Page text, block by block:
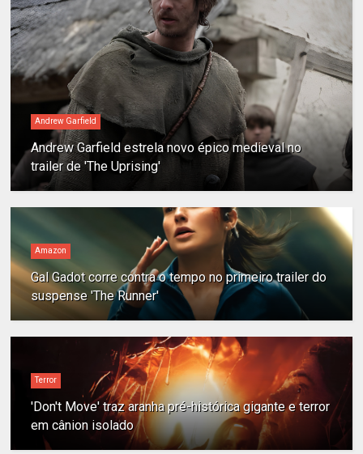
Andrew Garfield
Andrew Garfield estrela novo épico medieval no
trailer de 'The Uprising'
Amazon
Gal Gadot corre contra o tempo no primeiro trailer do
suspense 'The Runner'
Terror
'Don't Move' traz aranha pré-histórica gigante e terror
em cânion isolado